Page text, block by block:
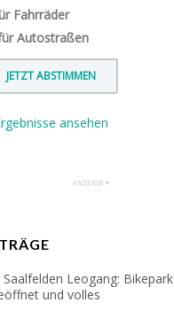
Fahrräder
Autostraßen
ansehen
Leogang: Bikepark
und volles